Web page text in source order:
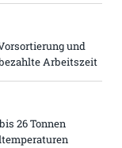
und
Arbeitszeit
26 Tonnen